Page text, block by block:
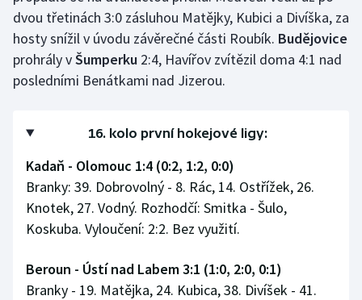
Stolní tenis
Triatlon
Veslování
Vodní slalom
Volejbal
Ostatní
dvou třetinách 3:0 zásluhou Matějky, Kubici a Divíška, za
hosty snížil v úvodu závěrečné části Roubík. Budějovice
prohrály vŠumperku 2:4, Havířov zvítězil doma 4:1 nad
posledními Benátkami nad Jizerou.
16. kolo první hokejové ligy:
Kadaň - Olomouc 1:4 (0:2, 1:2, 0:0)
Branky: 39. Dobrovolný - 8. Rác, 14. Ostřížek, 26.
Knotek, 27. Vodný. Rozhodčí: Smitka - Šulo,
Koskuba. Vyloučení: 2:2. Bez využití.
Beroun - Ústí nad Labem 3:1 (1:0, 2:0, 0:1)
Branky - 19. Matějka, 24. Kubica, 38. Divíšek - 41.